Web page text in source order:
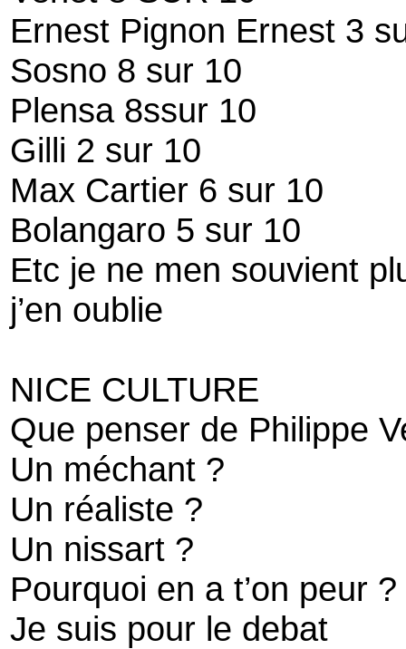
Ernest Pignon Ernest 3
Sosno 8 sur 10
Plensa 8ssur 10
Gilli 2 sur 10
Max Cartier 6 sur 10
Bolangaro 5 sur 10
Etc je ne men souvient
j’en oublie
NICE CULTURE
Que penser de Philippe
Un méchant ?
Un réaliste ?
Un nissart ?
Pourquoi en a t’on peur ?
Je suis pour le debat